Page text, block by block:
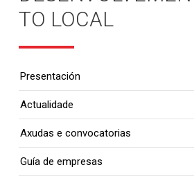
TO LOCAL
Presentación
Actualidade
Axudas e convocatorias
Guía de empresas